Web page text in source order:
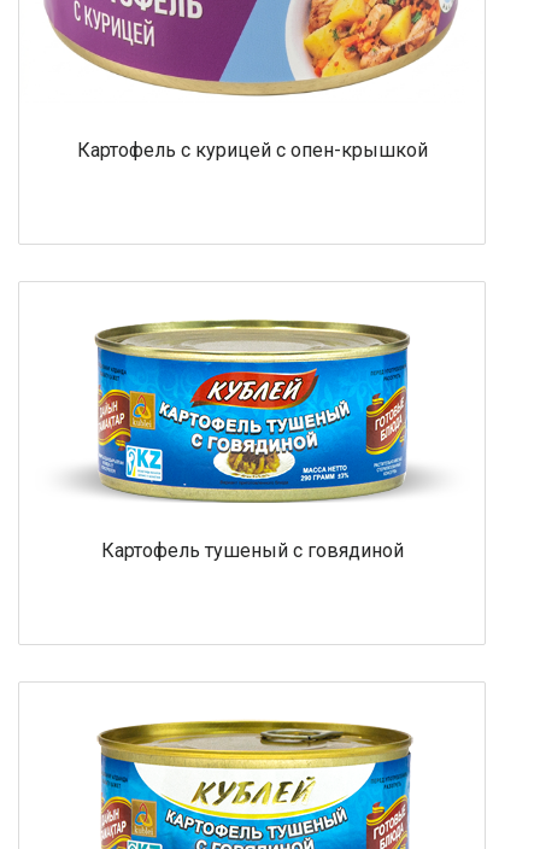
Картофель с курицей с опен-крышкой
Картофель тушеный с говядиной